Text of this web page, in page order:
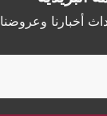
أخبارنا وعروضنا